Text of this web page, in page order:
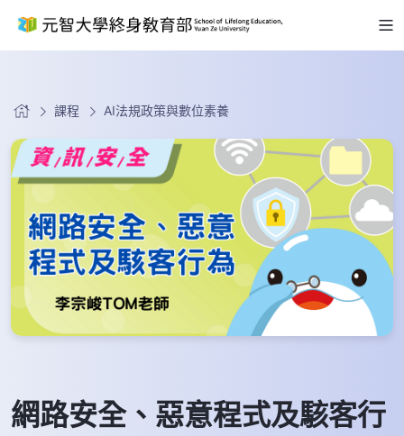
課程 AI法規政策與數位素養
網路安全、惡意程式及駭客行